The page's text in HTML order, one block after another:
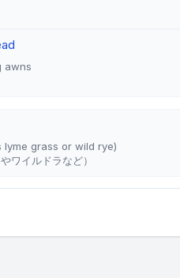
awns
grass or wild rye)
ワイルドラなど）